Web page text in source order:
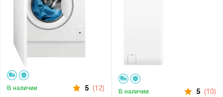
В наличии 5 (12) В наличии 5 (10)